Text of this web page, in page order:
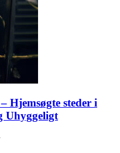
Hjemsøgte steder i
Uhyggeligt